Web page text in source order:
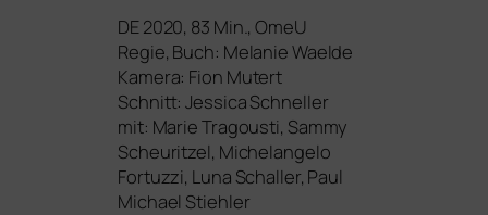
DE2020, 83 Min., OmeU
Regie, Buch: Melanie Waelde
Kamera: Fion Mutert
Schnitt: Jessica Schneller
mit: Marie Tragousti, Sammy
Scheuritzel, Michelangelo
Fortuzzi, Luna Schaller, Paul
Michael Stiehler